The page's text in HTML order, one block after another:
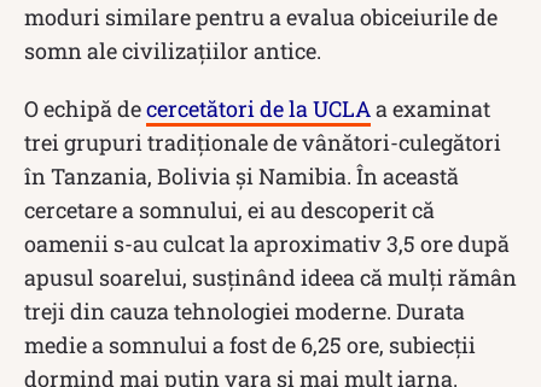
moduri similare pentru a evalua obiceiurile de
somn ale civilizațiilor antice.
O echipă decercetători de la UCLAa examinat
trei grupuri tradiționale de vânători-culegători
în Tanzania, Bolivia și Namibia. În această
cercetare a somnului, ei au descoperit că
oamenii s-au culcat la aproximativ 3,5 ore după
apusul soarelui, susținând ideea că mulți rămân
treji din cauza tehnologiei moderne. Durata
medie a somnului a fost de 6,25 ore, subiecții
dormind mai puțin vara și mai mult iarna.